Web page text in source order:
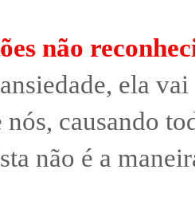
não
ela
nós, causando
não é a